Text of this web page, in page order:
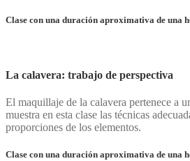
Clase con una duración aproximativa de una
La calavera: trabajo de perspectiva
El maquillaje de la calavera pertenece a
muestra en esta clase las técnicas
proporciones de los elementos.
Clase con una duración aproximativa de una